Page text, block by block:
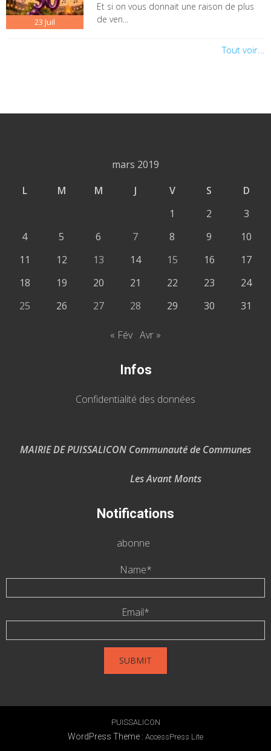
23 Juil
Et si on vous donnait une raison de plus
de ven...
Tout voir...
mars 2019
L
M M J V S
D
1
2
3
4
5 6 7 8 9
10
11
12 13 14 15 16
17
18
19 20 21 22 23
24
25
26 27 28 29 30 31
« Fév Avr »
Infos
Confidentialité des données
MAIRIE DE PUISSALICON Communauté de Communes
Les Avant Monts
Notifications
abonne
Name*
Email*
PUISSALICON
WordPress Theme : AccessPress Lite